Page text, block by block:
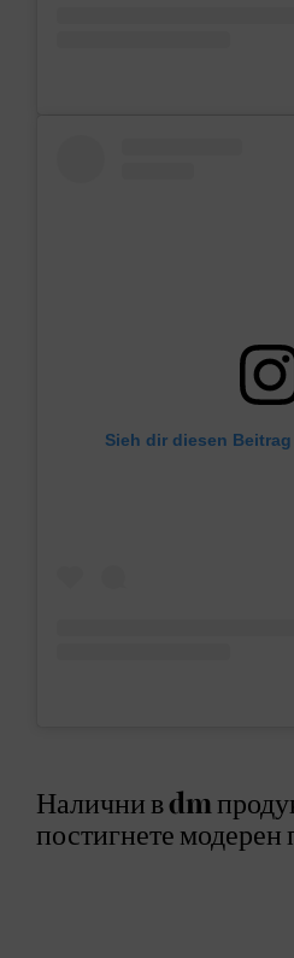
Sieh dir diesen
Налични в dm
постигнете